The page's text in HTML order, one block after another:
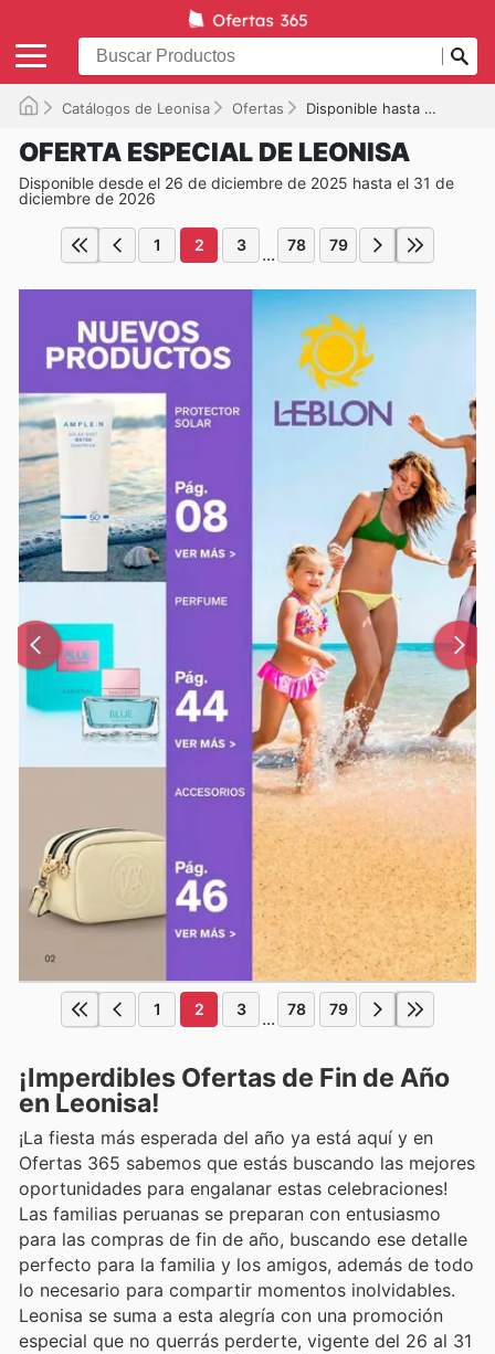
Catálogos de Leonisa Ofertas Disponible hasta el 31/12/2026
OFERTA ESPECIAL DE LEONISA
Disponible desde el 26 de diciembre de 2025 hasta el 31 de
diciembre de 2026
1 2 3 ... 78 79
1 2 3 ... 78 79
¡Imperdibles Ofertas de Fin de Año
en Leonisa!
¡La fiesta más esperada del año ya está aquí y en
Ofertas 365 sabemos que estás buscando las mejores
oportunidades para engalanar estas celebraciones!
Las familias peruanas se preparan con entusiasmo
para las compras de fin de año, buscando ese detalle
perfecto para la familia y los amigos, además de todo
lo necesario para compartir momentos inolvidables.
Leonisa se suma a esta alegría con una promoción
especial que no querrás perderte, vigente del 26 al 31